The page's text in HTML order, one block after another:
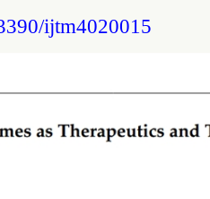
ijtm4020015